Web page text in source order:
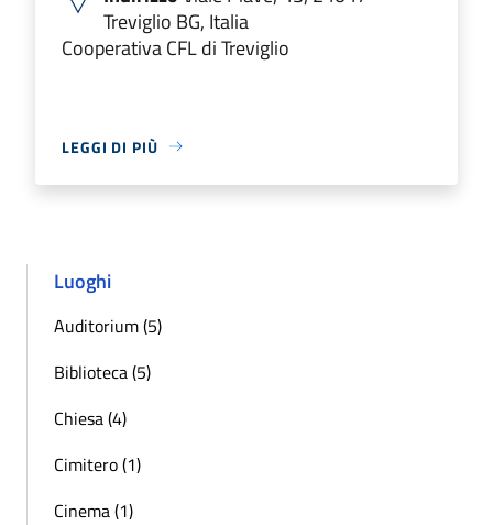
Treviglio BG, Italia
Cooperativa CFL di Treviglio
LEGGI DI PIÙ
Luoghi
Auditorium (5)
Biblioteca (5)
Chiesa (4)
Cimitero (1)
Cinema (1)